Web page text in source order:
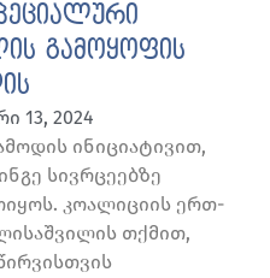
გამოყოფის
13, 2024
ინიციატივით,
სივრცეებზე
კოალიციის ერთ-
თქმით,